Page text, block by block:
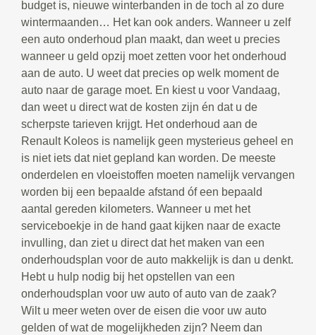
budget is, nieuwe winterbanden in de toch al zo dure
wintermaanden… Het kan ook anders. Wanneer u zelf
een auto onderhoud plan maakt, dan weet u precies
wanneer u geld opzij moet zetten voor het onderhoud
aan de auto. U weet dat precies op welk moment de
auto naar de garage moet. En kiest u voor Vandaag,
dan weet u direct wat de kosten zijn én dat u de
scherpste tarieven krijgt. Het onderhoud aan de
Renault Koleos is namelijk geen mysterieus geheel en
is niet iets dat niet gepland kan worden. De meeste
onderdelen en vloeistoffen moeten namelijk vervangen
worden bij een bepaalde afstand óf een bepaald
aantal gereden kilometers. Wanneer u met het
serviceboekje in de hand gaat kijken naar de exacte
invulling, dan ziet u direct dat het maken van een
onderhoudsplan voor de auto makkelijk is dan u denkt.
Hebt u hulp nodig bij het opstellen van een
onderhoudsplan voor uw auto of auto van de zaak?
Wilt u meer weten over de eisen die voor uw auto
gelden of wat de mogelijkheden zijn? Neem dan